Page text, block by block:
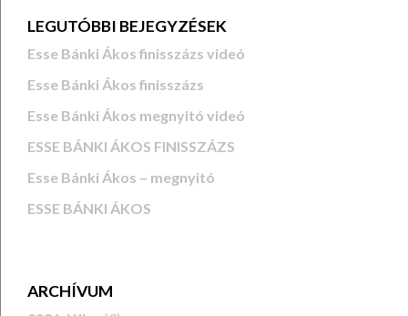
LEGUTÓBBI BEJEGYZÉSEK
Esse Bánki Ákos finisszázs videó
Esse Bánki Ákos finisszázs
Esse Bánki Ákos megnyitó videó
ESSE BÁNKI ÁKOS FINISSZÁZS
Esse Bánki Ákos – megnyitó
ESSE BÁNKI ÁKOS
ARCHÍVUM